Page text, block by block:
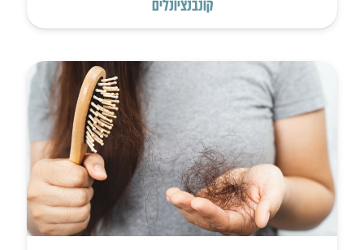
קונבנציונלים